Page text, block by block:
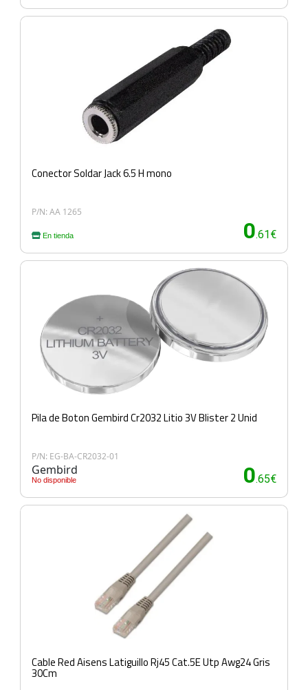
Conector Soldar Jack 6.5 H mono
P/N: AA 1265
En tienda 0.61€
Pila de Boton Gembird Cr2032 Litio 3V Blister 2 Unid
P/N: EG-BA-CR2032-01
Gembird
No disponible 0.65€
Cable Red Aisens Latiguillo Rj45 Cat.5E Utp Awg24 Gris
30Cm